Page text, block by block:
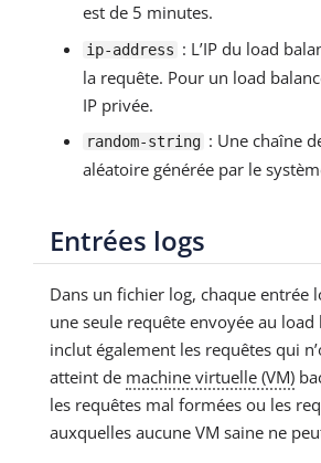
est de 5 minutes.
ip-address : L’IP du load
la requête. Pour un load
IP privée.
random-string : Une chaîne
aléatoire générée par le
Entrées logs
Dans un fichier log, chaque entrée
une seule requête envoyée au load
inclut également les requêtes qui
atteint de machine virtuelle (VM)
les requêtes mal formées ou les
auxquelles aucune VM saine ne